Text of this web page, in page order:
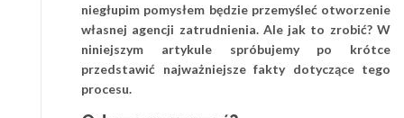
niegłupim pomysłem będzie przemyśleć otworzenie
własnej agencji zatrudnienia. Ale jak to zrobić? W
niniejszym artykule spróbujemy po krótce
przedstawić najważniejsze fakty dotyczące tego
procesu.